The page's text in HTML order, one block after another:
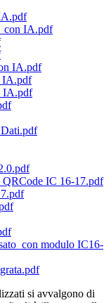
IA.pdf
IA.pdf
IA.pdf
IA.pdf
IC 16-17.pdf
modulo IC16-
si avvalgono di